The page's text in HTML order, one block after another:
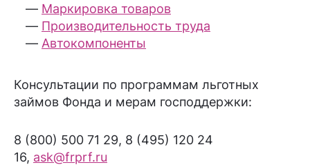
Маркировка товаров
Производительность труда
Автокомпоненты
Консультации по программам льготных
займов Фонда и мерам господдержки:
8 (800) 500 71 29, 8 (495) 120 24
16, ask@frprf.ru